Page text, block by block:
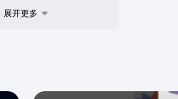
展开更多